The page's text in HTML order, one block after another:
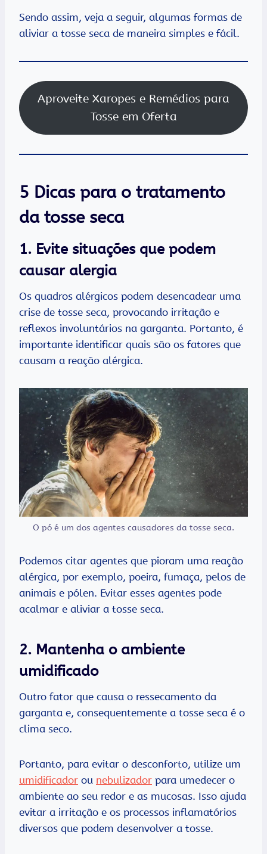
Sendo assim, veja a seguir, algumas formas de
aliviar a tosse seca de maneira simples e fácil.
Aproveite Xaropes e Remédios para
Tosse em Oferta
5 Dicas para o tratamento
da tosse seca
1. Evite situações que podem
causar alergia
Os quadros alérgicos podem desencadear uma
crise de tosse seca, provocando irritação e
reflexos involuntários na garganta. Portanto, é
importante identificar quais são os fatores que
causam a reação alérgica.
O pó é um dos agentes causadores da tosse seca.
Podemos citar agentes que pioram uma reação
alérgica, por exemplo, poeira, fumaça, pelos de
animais e pólen. Evitar esses agentes pode
acalmar e aliviar a tosse seca.
2. Mantenha o ambiente
umidificado
Outro fator que causa o ressecamento da
garganta e, consequentemente a tosse seca é o
clima seco.
Portanto, para evitar o desconforto, utilize um
umidificador ou nebulizador para umedecer o
ambiente ao seu redor e as mucosas. Isso ajuda
evitar a irritação e os processos inflamatórios
diversos que podem desenvolver a tosse.